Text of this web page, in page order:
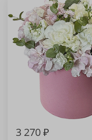
3 270 ₽